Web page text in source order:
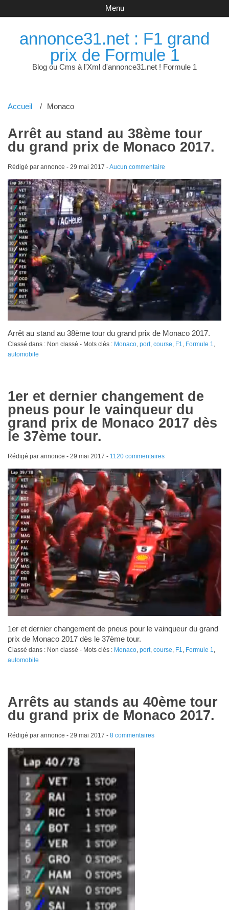
annonce31.net : F1 grand
prix de Formule 1
Blog ou Cms à l'Xml d'annonce31.net ! Formule 1
Menu
Accueil Monaco
Arrêt au stand au 38ème tour
du grand prix de Monaco 2017.
Rédigé par annonce - 29 mai 2017 -Aucun commentaire
Arrêt au stand au 38ème tour du grand prix de Monaco 2017.
Classé dans : Non classé - Mots clés : Monaco, port, course, F1, Formule 1,
automobile
1er et dernier changement de
pneus pour le vainqueur du
grand prix de Monaco 2017 dès
le 37ème tour.
Rédigé par annonce - 29 mai 2017 - 1120 commentaires
1er et dernier changement de pneus pour le vainqueur du grand
prix de Monaco 2017 dès le 37ème tour.
Classé dans : Non classé - Mots clés : Monaco, port, course, F1, Formule 1,
automobile
Arrêts au stands au 40ème tour
du grand prix de Monaco 2017.
Rédigé par annonce - 29 mai 2017 - 8 commentaires